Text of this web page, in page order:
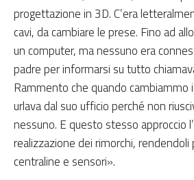
progettazione in 3D. C’era
cavi, da cambiare le prese. Fino ad
un computer, ma nessuno era
padre per informarsi su tutto
Rammento che quando cambiammo
urlava dal suo ufficio perché non
nessuno. E questo stesso approccio
realizzazione dei rimorchi, rendendoli
centraline e sensori».